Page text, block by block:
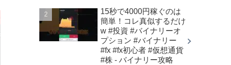
15秒で4000円稼ぐのは
簡単！コレ真似するだけ
w #投資 #バイナリーオ
プション #バイナリー
#fx #fx初心者 #仮想通貨
#株 - バイナリー攻略